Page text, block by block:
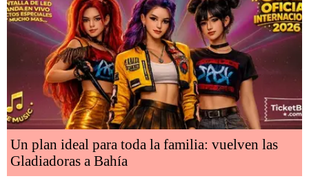
Un plan ideal para toda la familia: vuelven las
Gladiadoras a Bahía